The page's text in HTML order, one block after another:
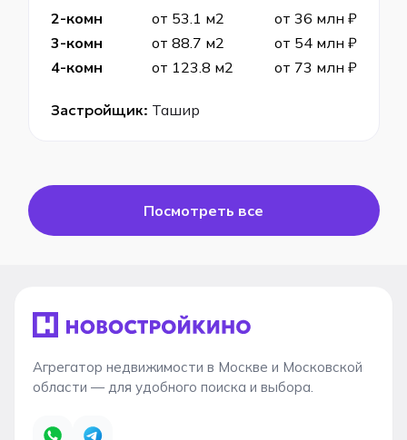
2-комн от 53.1 м2
от 36 млн ₽
3-комн
от 88.7 м2
от 54 млн ₽
4-комн
от 123.8 м2 от 73 млн ₽
Застройщик: Ташир
Посмотреть все
Агрегатор недвижимости в Москве и Московской
области — для удобного поиска и выбора.